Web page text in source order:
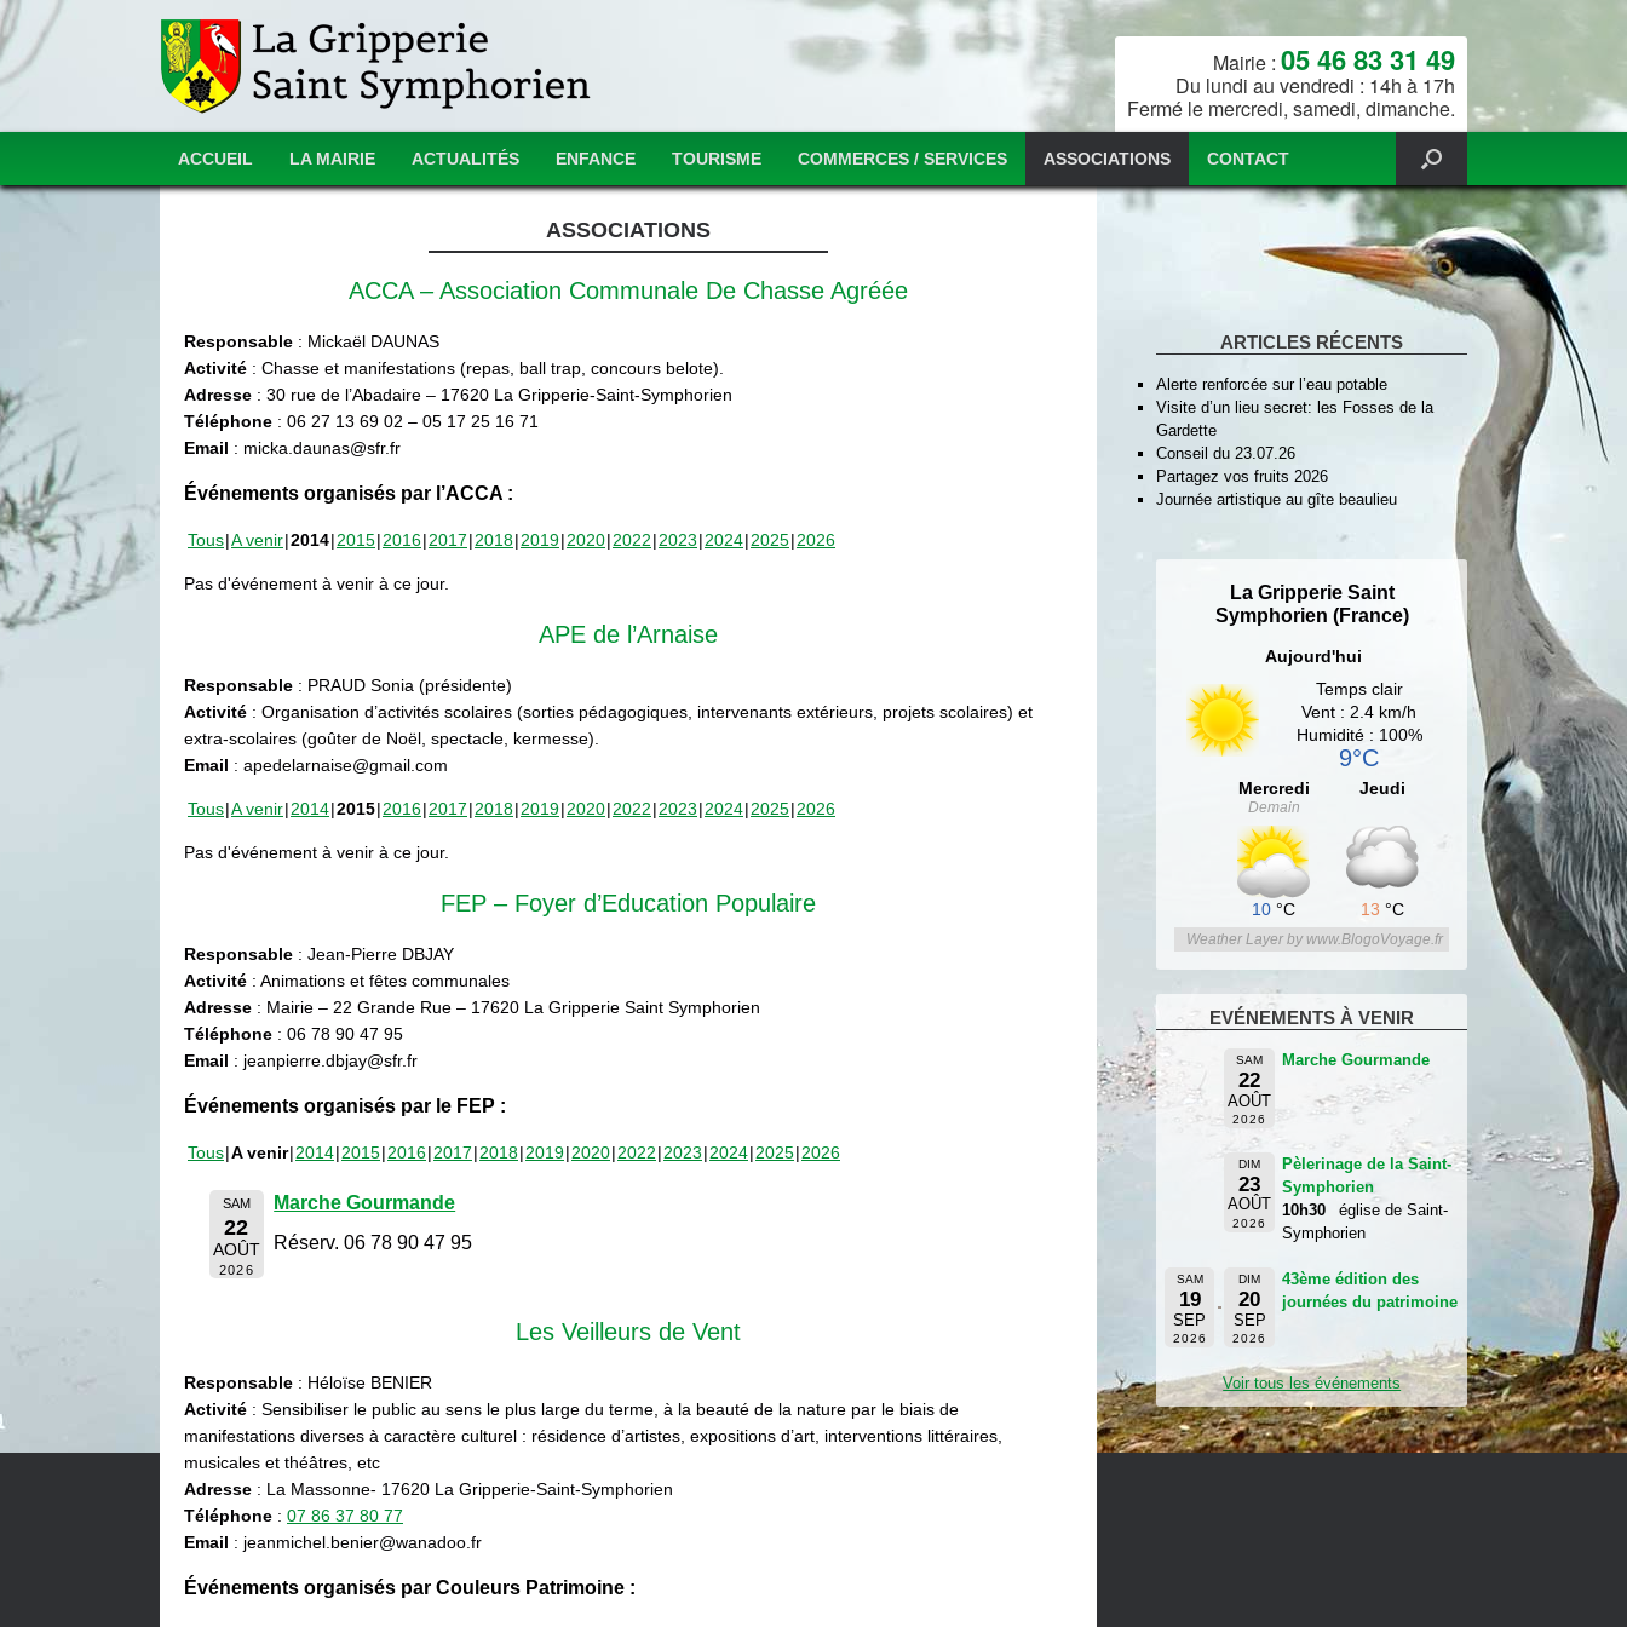
Mairie : 05 46 83 31 49
Du lundi au vendredi : 14h à 17h
Fermé le mercredi, samedi, dimanche.
ACCUEIL LA MAIRIE ACTUALITÉS ENFANCE TOURISME COMMERCES / SERVICES ASSOCIATIONS CONTACT
ASSOCIATIONS
ACCA – Association Communale De Chasse Agréée
Responsable : Mickaël DAUNAS
Activité : Chasse et manifestations (repas, ball trap, concours belote).
Adresse : 30 rue de l’Abadaire – 17620 La Gripperie-Saint-Symphorien
Téléphone : 06 27 13 69 02 – 05 17 25 16 71
Email : micka.daunas@sfr.fr
Événements organisés par l’ACCA :
Tous A venir 2014 2015 2016 2017 2018 2019 2020 2022 2023 2024 2025 2026
Pas d'événement à venir à ce jour.
APE de l’Arnaise
Responsable : PRAUD Sonia (présidente)
Activité : Organisation d’activités scolaires (sorties pédagogiques, intervenants extérieurs, projets scolaires) et
extra-scolaires (goûter de Noël, spectacle, kermesse).
Email : apedelarnaise@gmail.com
Tous A venir 2014 2015 2016 2017 2018 2019 2020 2022 2023 2024 2025 2026
Pas d'événement à venir à ce jour.
FEP – Foyer d’Education Populaire
Responsable : Jean-Pierre DBJAY
Activité : Animations et fêtes communales
Adresse : Mairie – 22 Grande Rue – 17620 La Gripperie Saint Symphorien
Téléphone : 06 78 90 47 95
Email : jeanpierre.dbjay@sfr.fr
Événements organisés par le FEP :
Tous A venir 2014 2015 2016 2017 2018 2019 2020 2022 2023 2024 2025 2026
SAM
22
AOÛT
2026
Marche Gourmande
Réserv. 06 78 90 47 95
Les Veilleurs de Vent
Responsable : Héloïse BENIER
Activité : Sensibiliser le public au sens le plus large du terme, à la beauté de la nature par le biais de
manifestations diverses à caractère culturel : résidence d’artistes, expositions d’art, interventions littéraires,
musicales et théâtres, etc
Adresse : La Massonne- 17620 La Gripperie-Saint-Symphorien
Téléphone : 07 86 37 80 77
Email : jeanmichel.benier@wanadoo.fr
Événements organisés par Couleurs Patrimoine :
ARTICLES RÉCENTS
Alerte renforcée sur l’eau potable
Visite d’un lieu secret: les Fosses de la
Gardette
Conseil du 23.07.26
Partagez vos fruits 2026
Journée artistique au gîte beaulieu
La Gripperie Saint
Symphorien (France)
Aujourd'hui
Temps clair
Vent : 2.4 km/h
Humidité : 100%
9°C
Mercredi
Demain
10 °C
Jeudi
13 °C
Weather Layer by www.BlogoVoyage.fr
EVÉNEMENTS À VENIR
SAM
22
AOÛT
2026
Marche Gourmande
DIM
23
AOÛT
2026
Pèlerinage de la Saint-
Symphorien
10h30
église de Saint-
Symphorien
SAM
19
SEP
2026
DIM
20
SEP
2026
43ème édition des
journées du patrimoine
Voir tous les événements